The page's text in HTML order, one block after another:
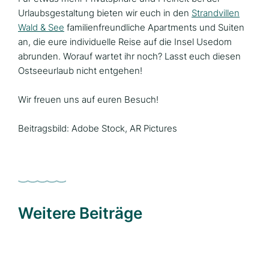
Urlaubsgestaltung bieten wir euch in den Strandvillen
Wald & See familienfreundliche Apartments und Suiten
an, die eure individuelle Reise auf die Insel Usedom
abrunden. Worauf wartet ihr noch? Lasst euch diesen
Ostseeurlaub nicht entgehen!
Wir freuen uns auf euren Besuch!
Beitragsbild: Adobe Stock, AR Pictures
Weitere Beiträge